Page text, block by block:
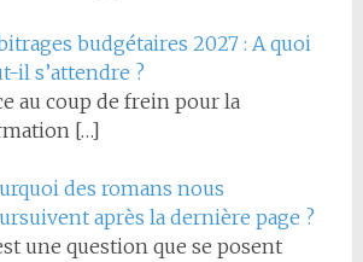
budgétaires 2027 : A quoi
il s’attendre ?
au coup de frein pour la
[…]
des romans nous
après la dernière page ?
une question que se posent